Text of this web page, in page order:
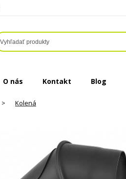
O nás Kontakt Blog
> Kolená